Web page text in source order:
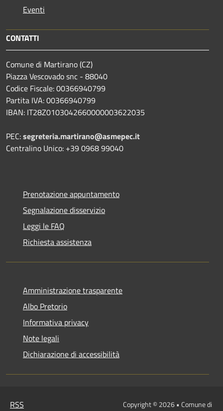
Eventi
CONTATTI
Comune di Martirano (CZ)
Piazza Vescovado snc - 88040
Codice Fiscale: 00366940799
Partita IVA: 00366940799
IBAN: IT28Z0103042660000003622035
PEC:segreteria.martirano@asmepec.it
Centralino Unico: +39 0968 99040
Prenotazione appuntamento
Segnalazione disservizio
Leggi le FAQ
Richiesta assistenza
Amministrazione trasparente
Albo Pretorio
Informativa privacy
Note legali
Dichiarazione di accessibilità
RSS
Copyright © 2026 • Comune di